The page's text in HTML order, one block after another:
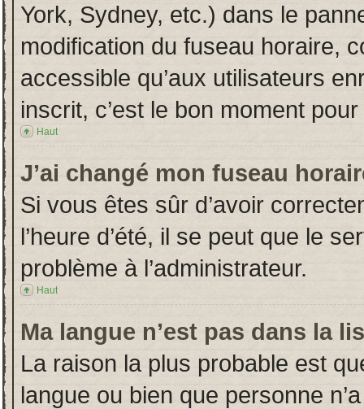
York, Sydney, etc.) dans le
modification du fuseau horaire,
accessible qu’aux utilisateurs
inscrit, c’est le bon moment
Haut
J’ai changé mon fuseau
Si vous êtes sûr d’avoir
l’heure d’été, il se peut que le
problème à l’administrateur.
Haut
Ma langue n’est pas dans la
La raison la plus probable est
langue ou bien que personne